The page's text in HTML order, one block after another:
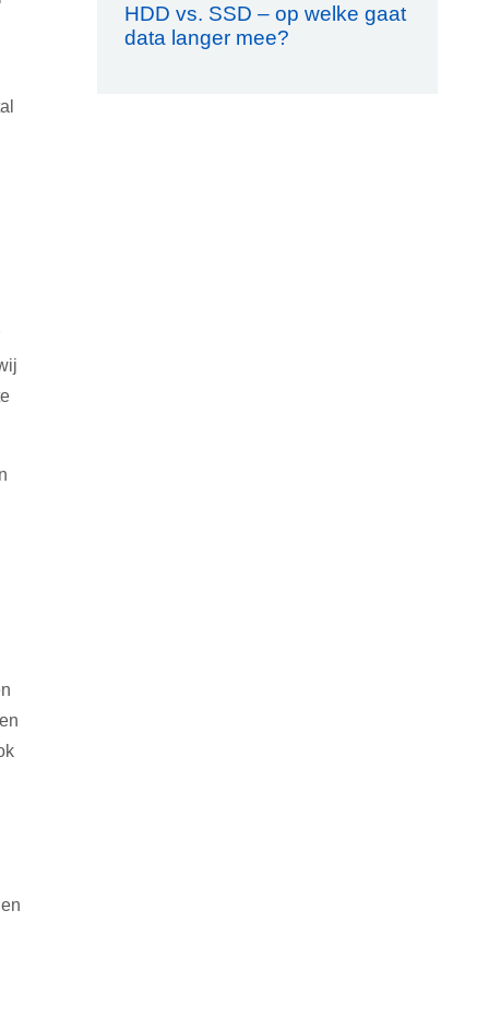
HDD vs. SSD – op welke gaat
data langer mee?